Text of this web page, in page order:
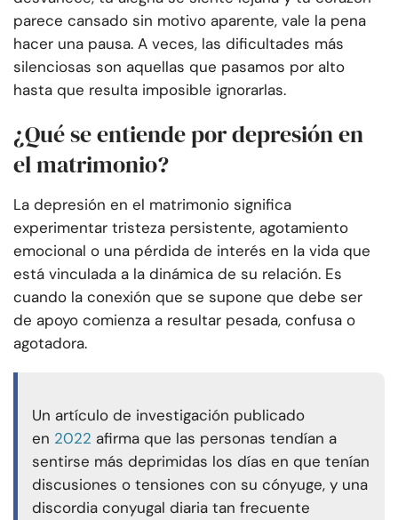
parece cansado sin motivo aparente, vale la pena
hacer una pausa. A veces, las dificultades más
silenciosas son aquellas que pasamos por alto
hasta que resulta imposible ignorarlas.
¿Qué se entiende por depresión en
el matrimonio?
La depresión en el matrimonio significa
experimentar tristeza persistente, agotamiento
emocional o una pérdida de interés en la vida que
está vinculada a la dinámica de su relación. Es
cuando la conexión que se supone que debe ser
de apoyo comienza a resultar pesada, confusa o
agotadora.
Un artículo de investigación publicado
en 2022 afirma que las personas tendían a
sentirse más deprimidas los días en que tenían
discusiones o tensiones con su cónyuge, y una
discordia conyugal diaria tan frecuente